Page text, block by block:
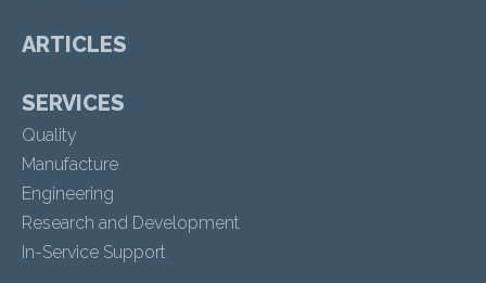
ARTICLES
SERVICES
Quality
Manufacture
Engineering
Research and Development
In-Service Support